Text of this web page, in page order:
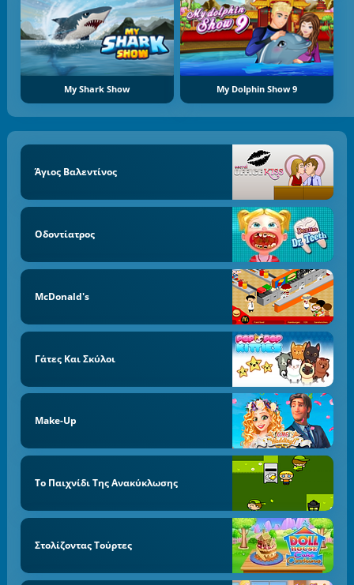
My Shark Show My Dolphin Show 9
Άγιος Βαλεντίνος
Οδοντίατρος
McDonald's
Γάτες Και Σκύλοι
Make-Up
Το Παιχνίδι Της Ανακύκλωσης
Στολίζοντας Τούρτες